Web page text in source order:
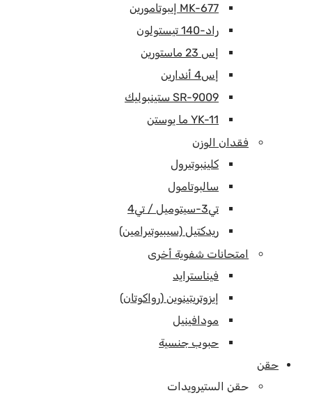
MK-677 إيبوتامورين
راد-140 تيستولون
إس 23 ماستورين
إس4 أندارين
SR-9009 ستينبوليك
YK-11 ما يوستن
فقدان الوزن
كلينبوتيرول
سالبوتامول
تي3-سيتوميل / تي4
ريدكتيل (سيبيوتيرامين)
امتحانات شفوية أخرى
فيناسترايد
إيزوتريتينوين (رواكوتان)
مودافينيل
حبوب جنسية
حقن
حقن الستيرويدات